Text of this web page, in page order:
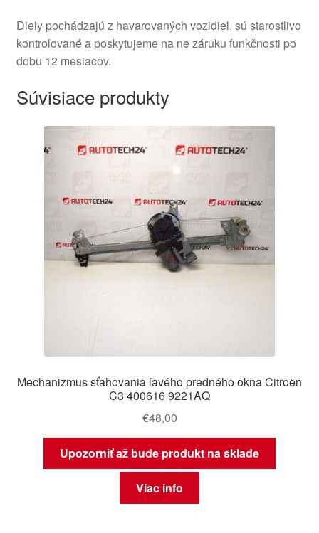
Diely pochádzajú z havarovaných vozidiel, sú starostlivo
kontrolované a poskytujeme na ne záruku funkčnosti po
dobu 12 mesiacov.
Súvisiace produkty
Mechanizmus sťahovania ľavého predného okna Citroën
C3 400616 9221AQ
€48,00
Upozorniť až bude produkt na sklade
Viac info